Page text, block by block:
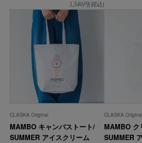
1,540円(税込)
CLASKA Original
MAMBO キャンバストート/
SUMMER アイスクリーム
CLASKA Original
MAMBO ク
SUMMER